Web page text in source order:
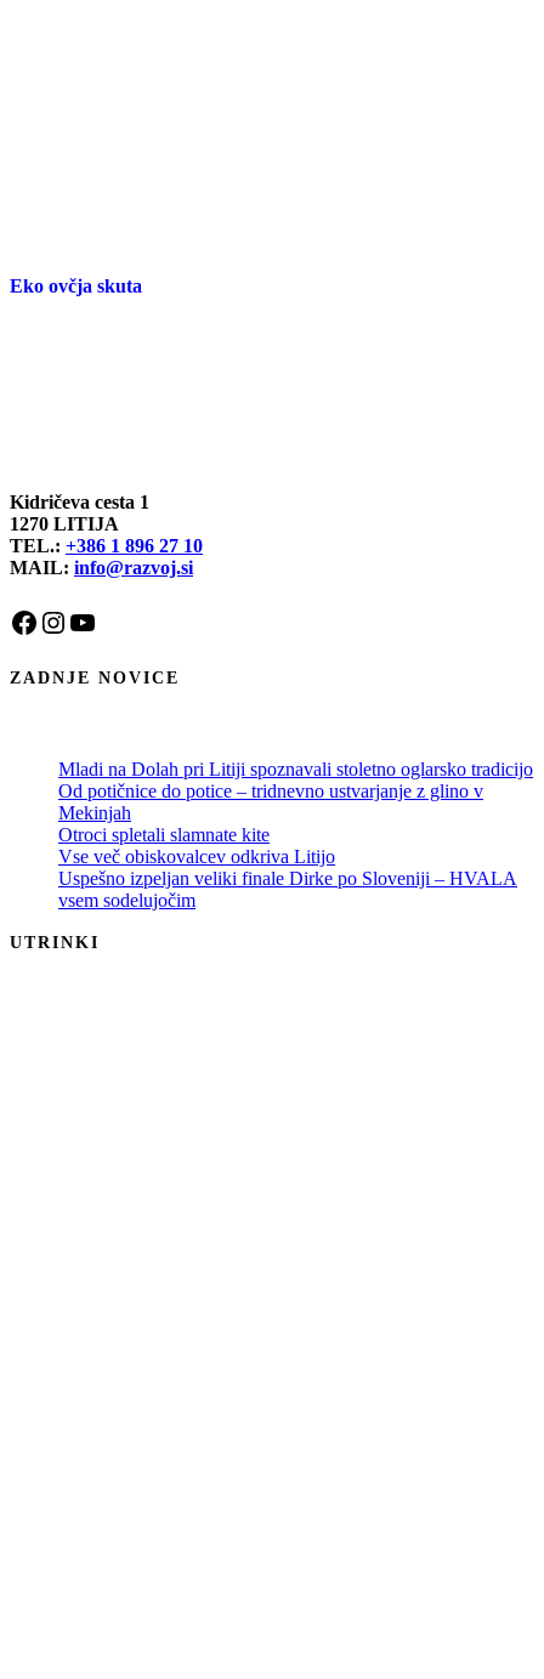
Eko ovčja skuta
Kidričeva cesta 1
1270 LITIJA
TEL.: +386 1 896 27 10
MAIL: info@razvoj.si
Facebook
Instagram
YouTube
ZADNJE NOVICE
Mladi na Dolah pri Litiji spoznavali stoletno oglarsko tradicijo
Od potičnice do potice – tridnevno ustvarjanje z glino v
Mekinjah
Otroci spletali slamnate kite
Vse več obiskovalcev odkriva Litijo
Uspešno izpeljan veliki finale Dirke po Sloveniji – HVALA
vsem sodelujočim
UTRINKI